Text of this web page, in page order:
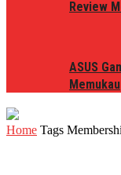
Review
ASUS
Memukau
Home Tags